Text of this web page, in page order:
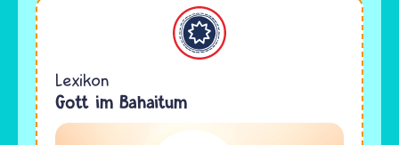
Bahaitum
Lexikon
Gott im Bahaitum